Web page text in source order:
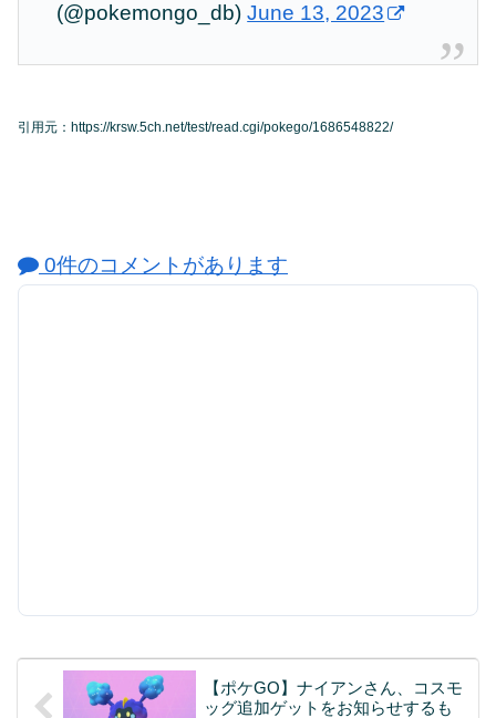
(@pokemongo_db)June 13, 2023
引用元：https://krsw.5ch.net/test/read.cgi/pokego/1686548822/
0件のコメントがあります
【ポケGO】ナイアンさん、コスモ
ッグ追加ゲットをお知らせするも